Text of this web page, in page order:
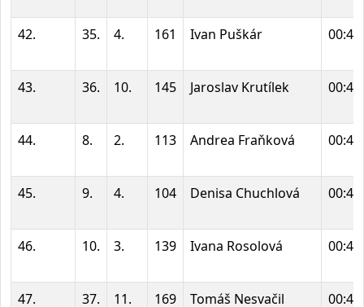
42. 35. 4. 161 Ivan Puškár
43. 36. 10. 145 Jaroslav Krutílek
44. 8. 2. 113 Andrea Fraňková
45. 9. 4. 104 Denisa Chuchlová
46. 10. 3. 139 Ivana Rosolová
47. 37. 11. 169 Tomáš Nesvačil